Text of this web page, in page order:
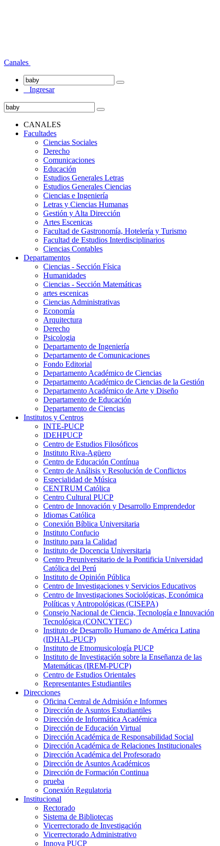
Canales
Ingresar
CANALES
Facultades
Ciencias Sociales
Derecho
Comunicaciones
Educación
Estudios Generales Letras
Estudios Generales Ciencias
Ciencias e Ingeniería
Letras y Ciencias Humanas
Gestión y Alta Dirección
Artes Escenicas
Facultad de Gastronomía, Hotelería y Turismo
Facultad de Estudios Interdisciplinarios
Ciencias Contables
Departamentos
Ciencias - Sección Física
Humanidades
Ciencias - Sección Matemáticas
artes escenicas
Ciencias Administrativas
Economía
Arquitectura
Derecho
Psicologia
Departamento de Ingeniería
Departamento de Comunicaciones
Fondo Editorial
Departamento Académico de Ciencias
Departamento Académico de Ciencias de la Gestión
Departamento Académico de Arte y Diseño
Departamento de Educación
Departamento de Ciencias
Institutos y Centros
INTE-PUCP
IDEHPUCP
Centro de Estudios Filosóficos
Instituto Riva-Agüero
Centro de Educación Contínua
Centro de Análisis y Resolución de Conflictos
Especialidad de Música
CENTRUM Católica
Centro Cultural PUCP
Centro de Innovación y Desarrollo Emprendedor
Idiomas Católica
Conexión Bíblica Universitaria
Instituto Confucio
Instituto para la Calidad
Instituto de Docencia Universitaria
Centro Preuniversitario de la Pontificia Universidad
Católica del Perú
Instituto de Opinión Pública
Centro de Investigaciones y Servicios Educativos
Centro de Investigaciones Sociológicas, Económica
Políticas y Antropológicas (CISEPA)
Consejo Nacional de Ciencia, Tecnología e Innovación
Tecnológica (CONCYTEC)
Instituto de Desarrollo Humano de América Latina
(IDHAL-PUCP)
Instituto de Etnomusicología PUCP
Instituto de Investigación sobre la Enseñanza de las
Matemáticas (IREM-PUCP)
Centro de Estudios Orientales
Representantes Estudiantiles
Direcciones
Oficina Central de Admisión e Informes
Dirección de Asuntos Estudiantiles
Dirección de Informática Académica
Dirección de Educación Virtual
Dirección Académica de Responsabilidad Social
Dirección Académica de Relaciones Institucionales
Dirección Académica del Profesorado
Dirección de Asuntos Académicos
Dirección de Formación Continua
prueba
Conexión Regulatoria
Institucional
Rectorado
Sistema de Bibliotecas
Vicerrectorado de Investigación
Vicerrectorado Administrativo
Innova PUCP